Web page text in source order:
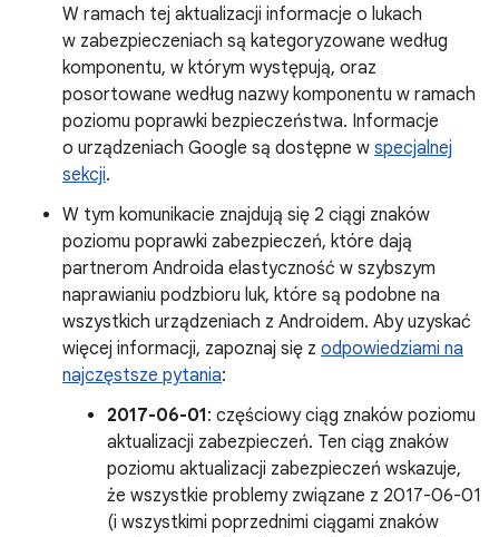
W ramach tej aktualizacji informacje o lukach
w zabezpieczeniach są kategoryzowane według
komponentu, w którym występują, oraz
posortowane według nazwy komponentu w ramach
poziomu poprawki bezpieczeństwa. Informacje
o urządzeniach Google są dostępne w specjalnej
sekcji.
W tym komunikacie znajdują się 2 ciągi znaków
poziomu poprawki zabezpieczeń, które dają
partnerom Androida elastyczność w szybszym
naprawianiu podzbioru luk, które są podobne na
wszystkich urządzeniach z Androidem. Aby uzyskać
więcej informacji, zapoznaj się z odpowiedziami na
najczęstsze pytania:
2017-06-01: częściowy ciąg znaków poziomu
aktualizacji zabezpieczeń. Ten ciąg znaków
poziomu aktualizacji zabezpieczeń wskazuje,
że wszystkie problemy związane z 2017-06-01
(i wszystkimi poprzednimi ciągami znaków